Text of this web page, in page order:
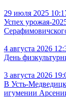
29 июля 2025
Успех урожая-
4 августа 2026
День
3 августа 2026
В
игумении